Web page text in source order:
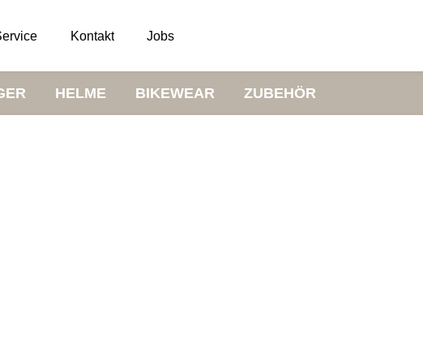
Kontakt Jobs
HELME BIKEWEAR ZUBEHÖR